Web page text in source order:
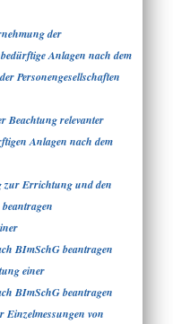
der
Anlagen nach dem
Personengesellschaften
Beachtung relevanter
Anlagen nach dem
zur Errichtung und den
BImSchG beantragen
einer
BImSchG beantragen
Einzelmessungen von